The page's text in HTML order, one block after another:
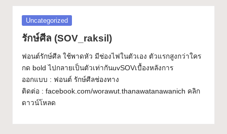
โ
ห
ล
ด
ฟ
อ
น
สวยๆ
ใช้ได้
ทุก
โปร
Posted
Uncategorized
รักษ์ศีล (SOV_raksil)
ฟอนต์รักษ์ศีล ใช้พาดหัว มีช่องไฟในตัวเอง ตัวแรกสูงกว่าใคร
กด bold ไปกลายเป็นตัวเท่ากันuvSOVเบื้องหลังการ
ออกแบบ : ฟอนต์ รักษ์ศีลช่องทาง
ติดต่อ : facebook.com/worawut.thanawatanawanich คลิก
ดาวน์โหลด